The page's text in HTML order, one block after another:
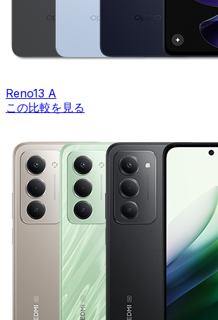
Reno13 A
この比較を見る